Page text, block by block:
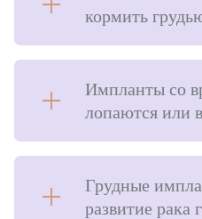
кормить
Импланты со
лопаются или
Грудные
развитие рака